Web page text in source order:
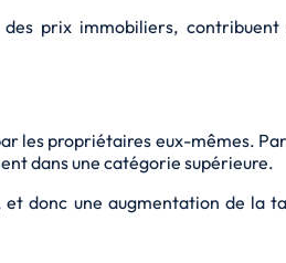
des prix immobiliers,
les propriétaires eux-mêmes.
dans une catégorie supérieure.
donc une augmentation de la